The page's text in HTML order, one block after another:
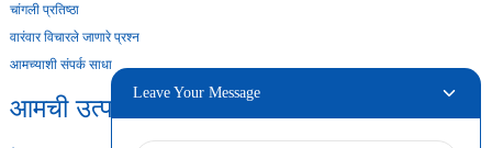
चांगली प्रतिष्ठा
वारंवार विचारले जाणारे प्रश्न
आमच्याशी संपर्क साधा
आमची उत्पादने
Leave Your Message